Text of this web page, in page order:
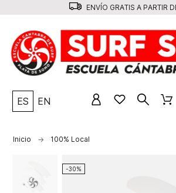
ENVÍO GRATIS A PARTIR
ES EN
Inicio 100% Local
-30%